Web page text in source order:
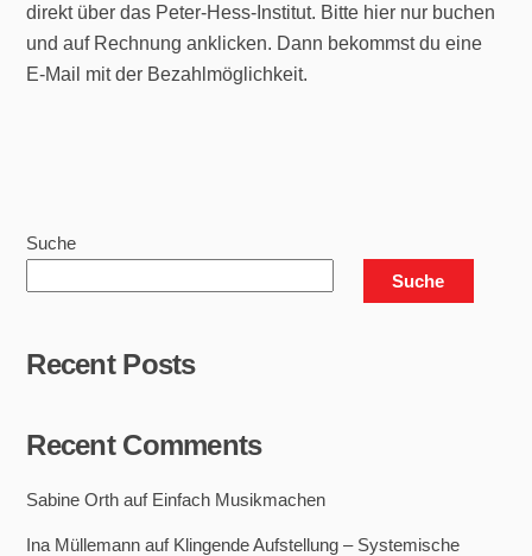
direkt über das Peter-Hess-Institut. Bitte hier nur buchen
und auf Rechnung anklicken. Dann bekommst du eine
E-Mail mit der Bezahlmöglichkeit.
Suche
Suche
Recent Posts
Recent Comments
Sabine Orth auf Einfach Musikmachen
Ina Müllemann auf Klingende Aufstellung – Systemische